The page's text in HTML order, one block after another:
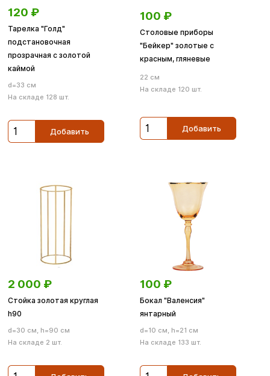
120 ₽
Тарелка "Голд"
подстановочная
прозрачная с золотой
каймой
d=33 см
На складе 128 шт.
Добавить
100 ₽
Столовые приборы
"Бейкер" золотые с
красным, гляневые
22 см
На складе 120 шт.
Добавить
2 000 ₽
Стойка золотая круглая
h90
d=30 см, h=90 см
На складе 2 шт.
100 ₽
Бокал "Валенсия"
янтарный
d=10 см, h=21 см
На складе 133 шт.